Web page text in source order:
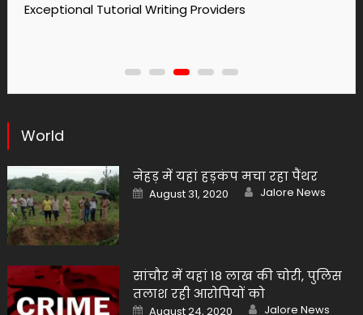
Exceptional Tutorial Writing Providers
World
नेहड़ में यहां हड़कंप मचा रहा पैंथर
Posted
on
August 31, 2020 Author
Jalore News
सांचौर में यहां 18 लाख की चोरी, पुलिस
तलाश रही आरोपियों को
Posted
August 24, 2020 Author
Jalore News